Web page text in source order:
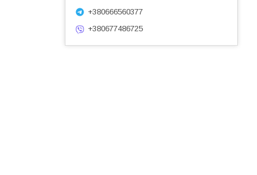
+380666560377
+380677486725